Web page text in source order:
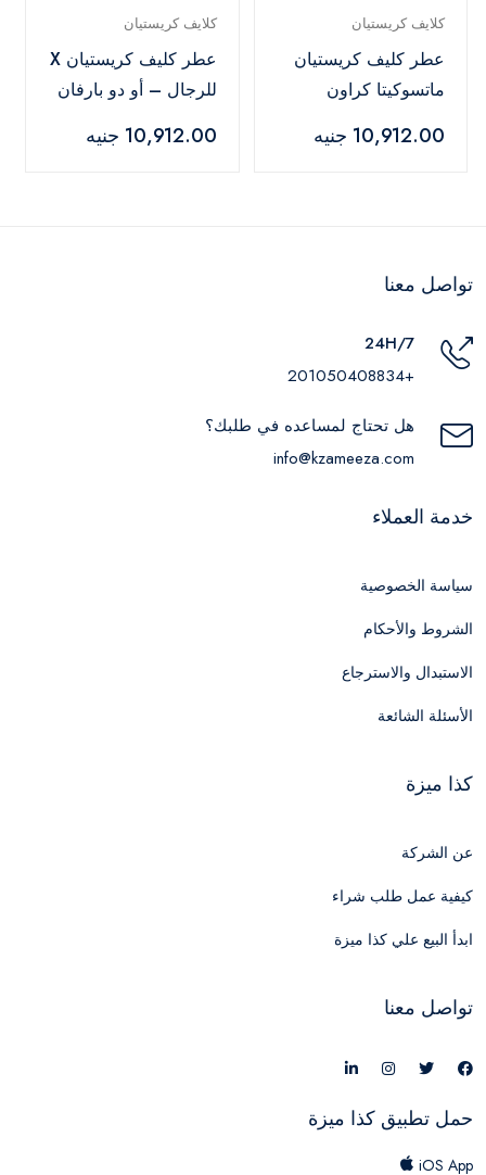
كلايف كريستيان
عطر كليف كريستيان
ماتسوكيتا كراون
10,912.00 جنيه
كلايف كريستيان
عطر كليف كريستيان X
للرجال – أو دو بارفان
10,912.00 جنيه
تواصل معنا
24H/7
+201050408834
هل تحتاج لمساعده في طلبك؟
info@kzameeza.com
خدمة العملاء
سياسة الخصوصية
الشروط والأحكام
الاستبدال والاسترجاع
الأسئلة الشائعة
كذا ميزة
عن الشركة
كيفية عمل طلب شراء
ابدأ البيع علي كذا ميزة
تواصل معنا
حمل تطبيق كذا ميزة
iOS App